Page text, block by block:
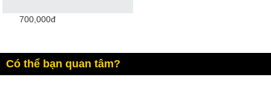
700,000đ
Có thể bạn quan tâm?